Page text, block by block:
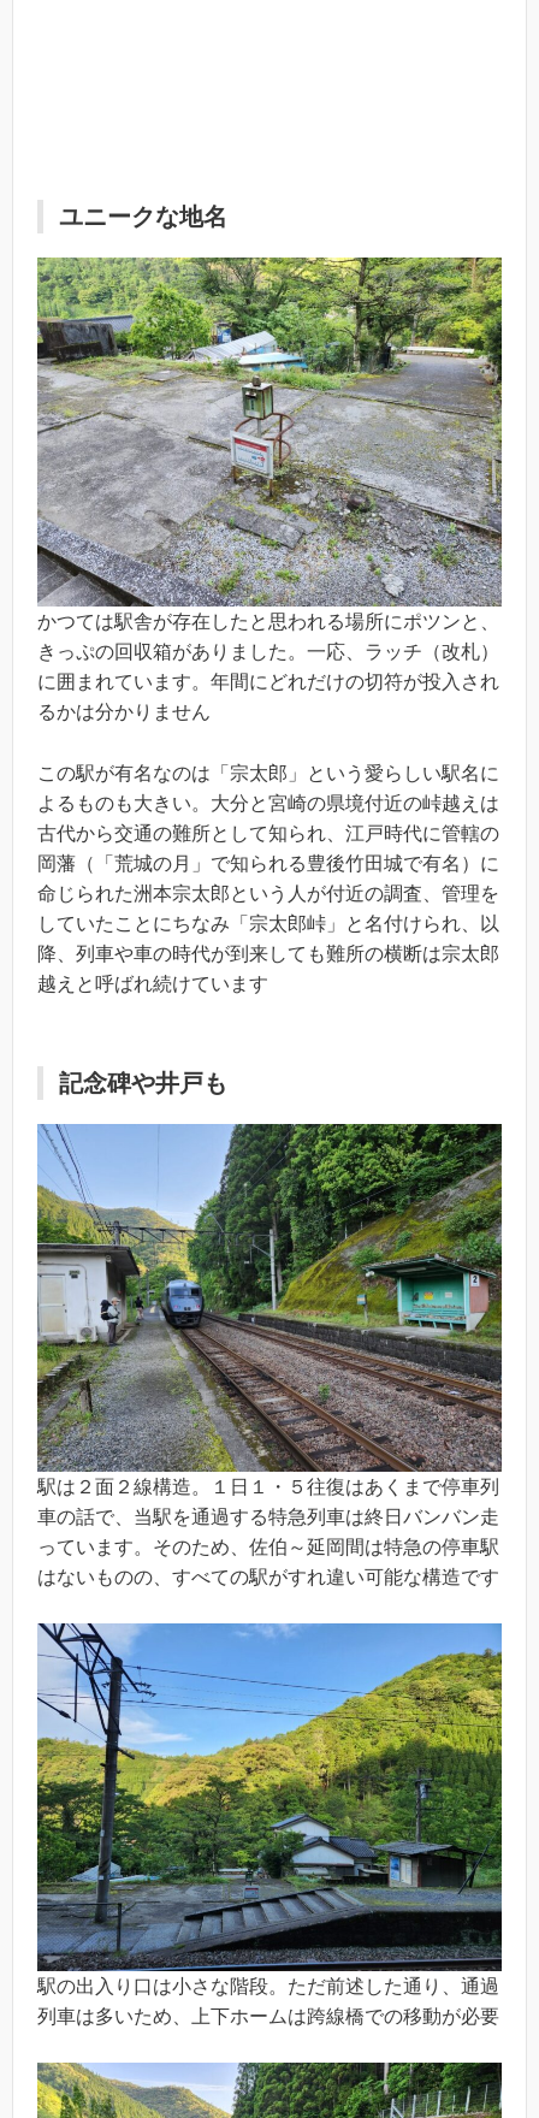
ユニークな地名
かつては駅舎が存在したと思われる場所にポツンと、
きっぷの回収箱がありました。一応、ラッチ（改札）
に囲まれています。年間にどれだけの切符が投入され
るかは分かりません
この駅が有名なのは「宗太郎」という愛らしい駅名に
よるものも大きい。大分と宮崎の県境付近の峠越えは
古代から交通の難所として知られ、江戸時代に管轄の
岡藩（「荒城の月」で知られる豊後竹田城で有名）に
命じられた洲本宗太郎という人が付近の調査、管理を
していたことにちなみ「宗太郎峠」と名付けられ、以
降、列車や車の時代が到来しても難所の横断は宗太郎
越えと呼ばれ続けています
記念碑や井戸も
駅は２面２線構造。１日１・５往復はあくまで停車列
車の話で、当駅を通過する特急列車は終日バンバン走
っています。そのため、佐伯～延岡間は特急の停車駅
はないものの、すべての駅がすれ違い可能な構造です
駅の出入り口は小さな階段。ただ前述した通り、通過
列車は多いため、上下ホームは跨線橋での移動が必要